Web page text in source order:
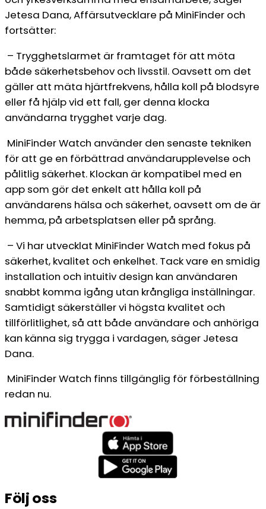
Jetesa Dana, Affärsutvecklare på MiniFinder och
fortsätter:
– Trygghetslarmet är framtaget för att möta
både säkerhetsbehov och livsstil. Oavsett om det
gäller att mäta hjärtfrekvens, hålla koll på blodsyre
eller få hjälp vid ett fall, ger denna klocka
användarna trygghet varje dag.
MiniFinder Watch använder den senaste tekniken
för att ge en förbättrad användarupplevelse och
pålitlig säkerhet. Klockan är kompatibel med en
app som gör det enkelt att hålla koll på
användarens hälsa och säkerhet, oavsett om de är
hemma, på arbetsplatsen eller på språng.
– Vi har utvecklat MiniFinder Watch med fokus på
säkerhet, kvalitet och enkelhet. Tack vare en smidig
installation och intuitiv design kan användaren
snabbt komma igång utan krångliga inställningar.
Samtidigt säkerställer vi högsta kvalitet och
tillförlitlighet, så att både användare och anhöriga
kan känna sig trygga i vardagen, säger Jetesa
Dana.
MiniFinder Watch finns tillgänglig för förbeställning
redan nu.
Följ oss